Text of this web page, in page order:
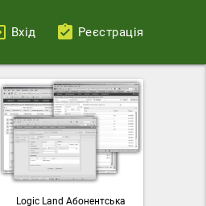
Вхід Реєстрація
Ваш
можливості
лічильників,
Logic Land Абонентська